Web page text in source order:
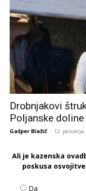
Drobnjakovi
Poljanske doline
Gašper Blažič - 12. januarja,
Ali je kazenska
poskusa
Da